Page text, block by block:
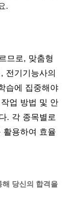
.
므로, 맞춤형
전기기능사의
습에 집중해야
업 방법 및 안
. 각 종목별로
활용하여 효율
당신의 합격을